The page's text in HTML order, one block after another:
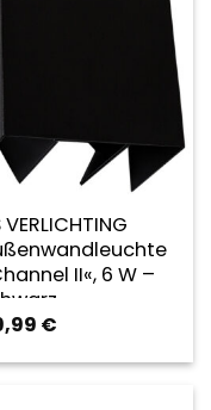
VERLICHTING
II«, 6 W –
€